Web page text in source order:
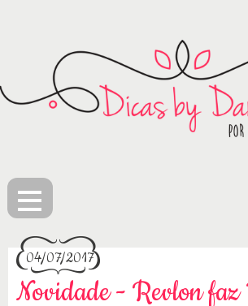
≡
04/07/2017
Novidade - Revlon